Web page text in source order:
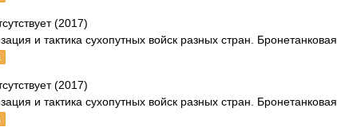
(2017)
и тактика сухопутных войск разных стран. Бронетанковая
(2017)
и тактика сухопутных войск разных стран. Бронетанковая